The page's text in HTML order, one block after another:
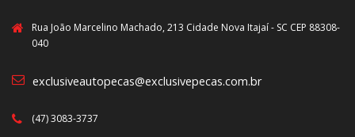
Rua João Marcelino Machado, 213 Cidade Nova Itajaí - SC CEP 88308-
040
exclusiveautopecas@exclusivepecas.com.br
(47) 3083-3737